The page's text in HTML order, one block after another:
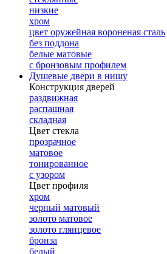
низкие
хром
цвет оружейная вороненая сталь
без поддона
белые матовые
с бронзовым профилем
Душевые двери в нишу
Конструкция дверей
раздвижная
распашная
складная
Цвет стекла
прозрачное
матовое
тонированное
с узором
Цвет профиля
хром
черный матовый
золото матовое
золото глянцевое
бронза
белый